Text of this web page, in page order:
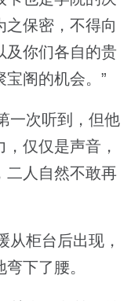
之保密，不得向
及你们各自的贵
阁的机会。”
一次听到，但他
仅仅是声音，
二人自然不敢再
柜台后出现，
下了腰。